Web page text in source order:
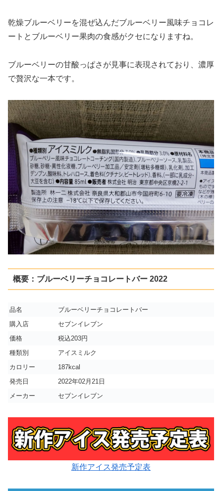
乾燥ブルーベリーを混ぜ込んだブルーベリー風味チョコレ
ートとブルーベリー果肉の食感がクセになりますね。
ブルーベリーの甘酸っぱさが見事に表現されており、濃厚
で贅沢な一本です。
概要：ブルーベリーチョコレートバー 2022
品名
ブルーベリーチョコレートバー
購入店
セブンイレブン
価格
税込203円
種類別
アイスミルク
カロリー
187kcal
発売日
2022年02月21日
メーカー
セブンイレブン
新作アイス発売予定表